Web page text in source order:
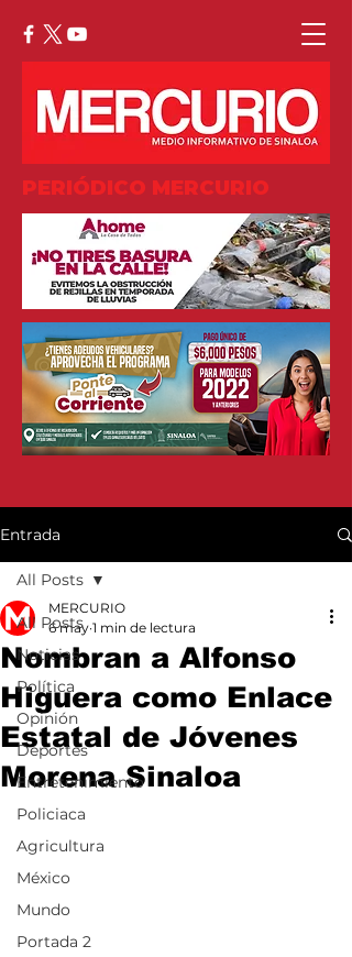
PERIÓDICO MERCURIO
Entrada
All Posts
Noticias
Política
Opinión
Deportes
Entretenimiento
Policiaca
Agricultura
México
Mundo
Portada 2
All Posts
Nombran a Alfonso
Higuera como Enlace
Estatal de Jóvenes
Morena Sinaloa
MERCURIO
6 may 1 min de lectura